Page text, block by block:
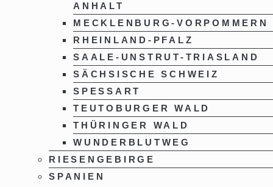
ANHALT
MECKLENBURG-VORPOMMERN
RHEINLAND-PFALZ
SAALE-UNSTRUT-TRIASLAND
SÄCHSISCHE SCHWEIZ
SPESSART
TEUTOBURGER WALD
THÜRINGER WALD
WUNDERBLUTWEG
RIESENGEBIRGE
SPANIEN